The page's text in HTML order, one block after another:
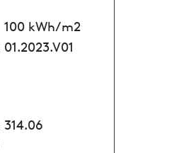
100 kWh/m2
01.2023.V01
314.06